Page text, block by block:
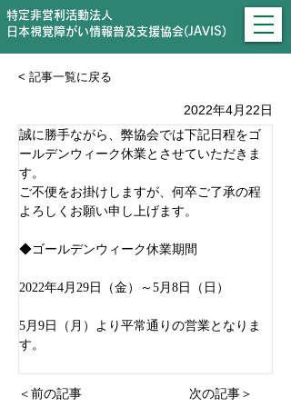
特定非営利活動法人
日本視覚障がい情報普及支援協会(JAVIS)
< 記事一覧に戻る
2022年4月22日
誠に勝手ながら、弊協会では下記日程をゴ
ールデンウィーク休業とさせていただきま
す。
ご不便をお掛けしますが、何卒ご了承の程
よろしくお願い申し上げます。
◆ゴールデンウィーク休業期間
2022年4月29日（金）～5月8日（日）
5月9日（月）より平常通りの営業となりま
す。
＜前の記事 次の記事＞